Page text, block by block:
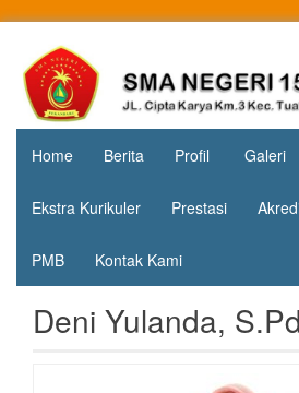
contentSMA
Negeri 15
Pekanbaru
Jl. Cipta
Karya
KM.3, Kec.
Tuah
Madani,
Home Berita Profil Galeri
Ekstra Kurikuler Prestasi
PMB Kontak Kami
Deni Yulanda, S.Pd